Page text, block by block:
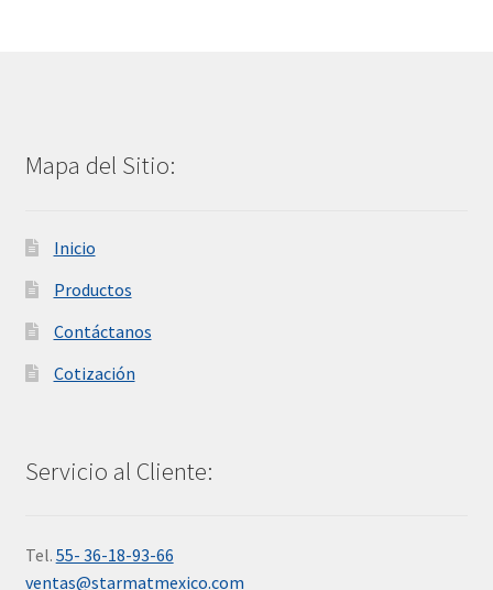
Mapa del Sitio:
Inicio
Productos
Contáctanos
Cotización
Servicio al Cliente:
Tel. 55- 36-18-93-66
ventas@starmatmexico.com